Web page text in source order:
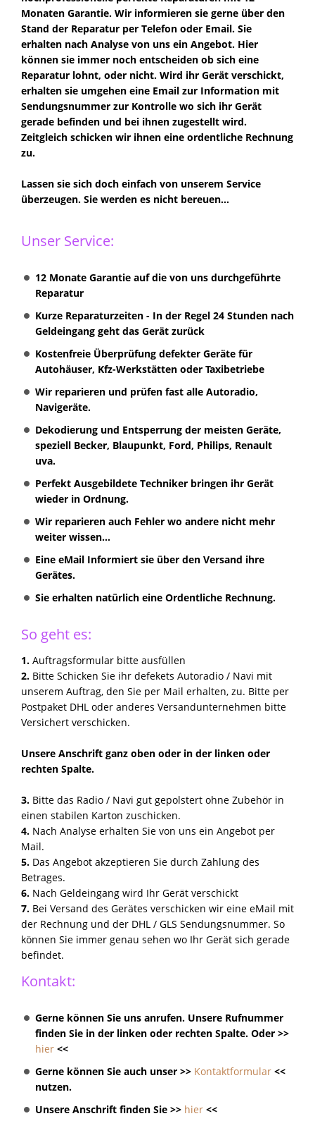
Monaten Garantie. Wir informieren sie gerne über den
Stand der Reparatur per Telefon oder Email. Sie
erhalten nach Analyse von uns ein Angebot. Hier
können sie immer noch entscheiden ob sich eine
Reparatur lohnt, oder nicht. Wird ihr Gerät verschickt,
erhalten sie umgehen eine Email zur Information mit
Sendungsnummer zur Kontrolle wo sich ihr Gerät
gerade befinden und bei ihnen zugestellt wird.
Zeitgleich schicken wir ihnen eine ordentliche Rechnung
zu.
Lassen sie sich doch einfach von unserem Service
überzeugen. Sie werden es nicht bereuen...
Unser Service:
12 Monate Garantie auf die von uns durchgeführte
Reparatur
Kurze Reparaturzeiten - In der Regel 24 Stunden nach
Geldeingang geht das Gerät zurück
Kostenfreie Überprüfung defekter Geräte für
Autohäuser, Kfz-Werkstätten oder Taxibetriebe
Wir reparieren und prüfen fast alle Autoradio,
Navigeräte.
Dekodierung und Entsperrung der meisten Geräte,
speziell Becker, Blaupunkt, Ford, Philips, Renault
uva.
Perfekt Ausgebildete Techniker bringen ihr Gerät
wieder in Ordnung.
Wir reparieren auch Fehler wo andere nicht mehr
weiter wissen...
Eine eMail Informiert sie über den Versand ihre
Gerätes.
Sie erhalten natürlich eine Ordentliche Rechnung.
So geht es:
1. Auftragsformular bitte ausfüllen
2. Bitte Schicken Sie ihr defekets Autoradio / Navi mit
unserem Auftrag, den Sie per Mail erhalten, zu. Bitte per
Postpaket DHL oder anderes Versandunternehmen bitte
Versichert verschicken.
Unsere Anschrift ganz oben oder in der linken oder
rechten Spalte.
3. Bitte das Radio / Navi gut gepolstert ohne Zubehör in
einen stabilen Karton zuschicken.
4. Nach Analyse erhalten Sie von uns ein Angebot per
Mail.
5. Das Angebot akzeptieren Sie durch Zahlung des
Betrages.
6. Nach Geldeingang wird Ihr Gerät verschickt
7. Bei Versand des Gerätes verschicken wir eine eMail mit
der Rechnung und der DHL / GLS Sendungsnummer. So
können Sie immer genau sehen wo Ihr Gerät sich gerade
befindet.
Kontakt:
Gerne können Sie uns anrufen. Unsere Rufnummer
finden Sie in der linken oder rechten Spalte. Oder >>
hier <<
Gerne können Sie auch unser >> Kontaktformular <<
nutzen.
Unsere Anschrift finden Sie >> hier <<